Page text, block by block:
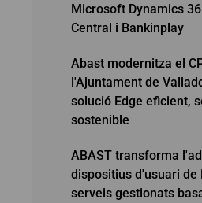
Microsoft Dynamics
Central i Bankinplay
Abast modernitza el
l'Ajuntament de
solució Edge eficient,
sostenible
ABAST transforma
dispositius d'usuari de
serveis gestionats